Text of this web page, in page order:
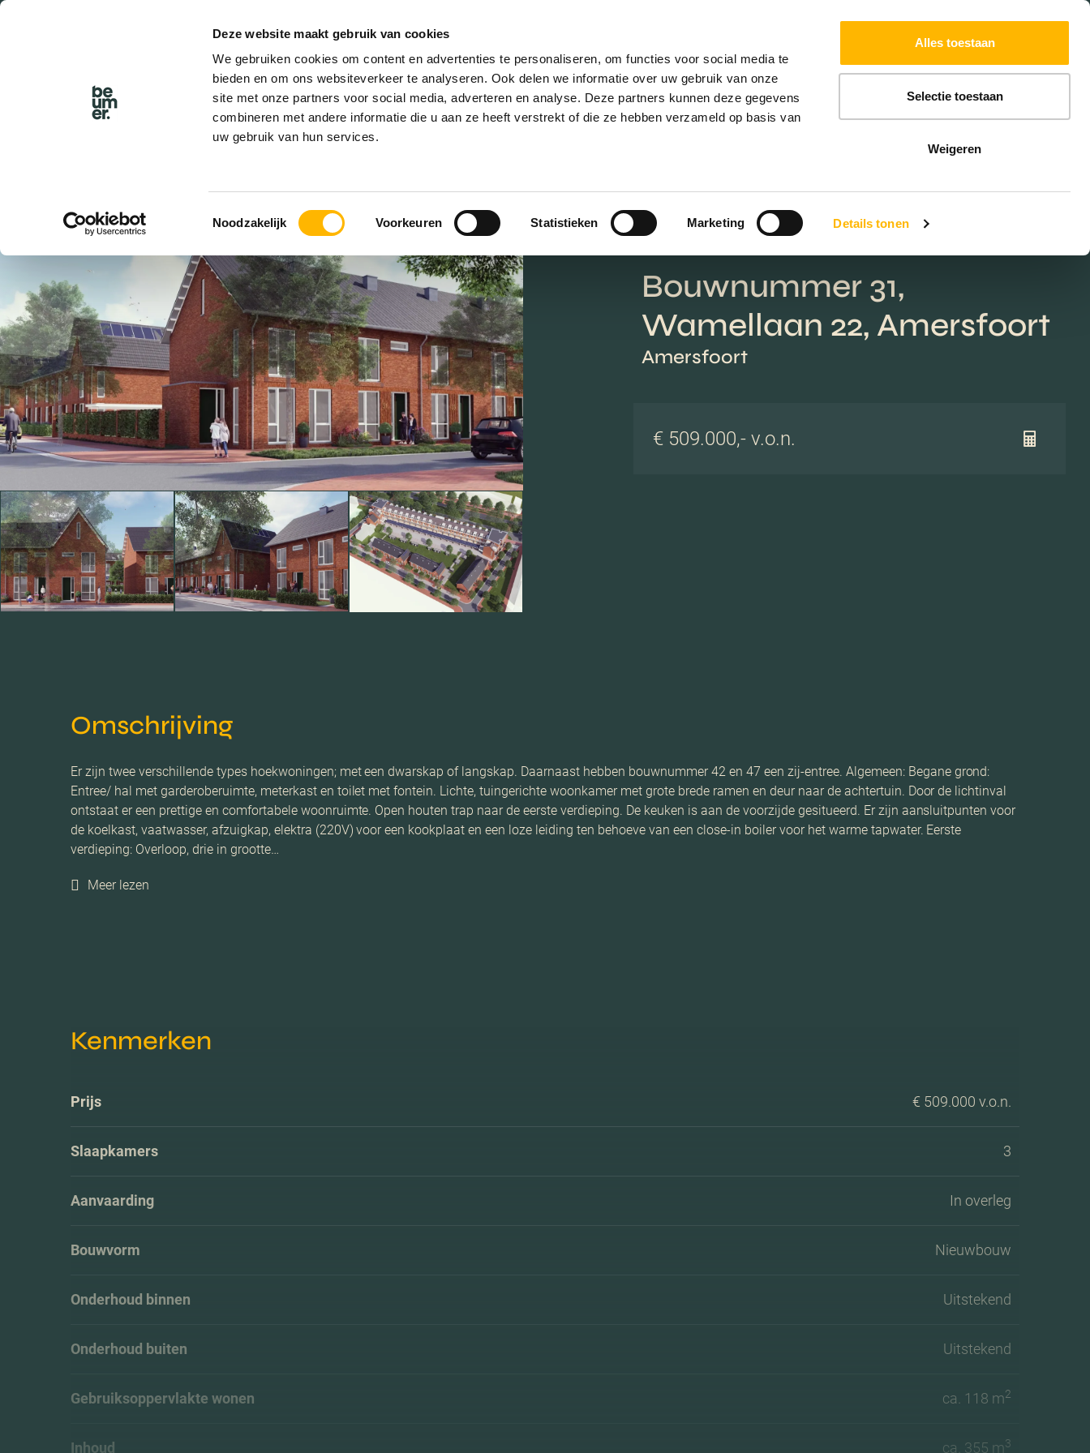
Deze website maakt gebruik van cookies
We gebruiken cookies om content en advertenties te personaliseren, om functies voor social media te
bieden en om ons websiteverkeer te analyseren. Ook delen we informatie over uw gebruik van onze
site met onze partners voor social media, adverteren en analyse. Deze partners kunnen deze gegevens
combineren met andere informatie die u aan ze heeft verstrekt of die ze hebben verzameld op basis van
uw gebruik van hun services.
Toestemmingsselectie
Noodzakelijk Voorkeuren Statistieken Marketing Details tonen
Alles toestaan
Selectie toestaan
Weigeren
EXTRA DIENSTEN
Bouwnummer 31,
Wamellaan 22, Amersfoort
Amersfoort
€ 509.000,- v.o.n.
Omschrijving
Er zijn twee verschillende types hoekwoningen; met een dwarskap of langskap. Daarnaast hebben bouwnummer 42 en 47 een zij-entree. Algemeen: Begane grond:
Entree/ hal met garderoberuimte, meterkast en toilet met fontein. Lichte, tuingerichte woonkamer met grote brede ramen en deur naar de achtertuin. Door de lichtinval
ontstaat er een prettige en comfortabele woonruimte. Open houten trap naar de eerste verdieping. De keuken is aan de voorzijde gesitueerd. Er zijn aansluitpunten voor
de koelkast, vaatwasser, afzuigkap, elektra (220V) voor een kookplaat en een loze leiding ten behoeve van een close-in boiler voor het warme tapwater. Eerste
verdieping: Overloop, drie in grootte…
Meer lezen
Kenmerken
Prijs € 509.000 v.o.n.
Slaapkamers 3
Aanvaarding In overleg
Bouwvorm Nieuwbouw
Onderhoud binnen Uitstekend
Onderhoud buiten Uitstekend
Gebruiksoppervlakte wonen ca. 118 m2
Inhoud ca. 355 m3